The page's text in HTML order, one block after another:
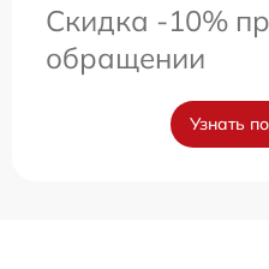
Скидка -10%
обращении
Узнать